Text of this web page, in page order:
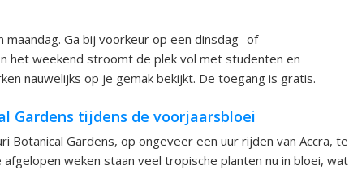
Ga bij voorkeur op een dinsdag- of
het weekend stroomt de plek vol met studenten en
nauwelijks op je gemak bekijkt. De toegang is gratis.
Gardens tijdens de voorjaarsbloei
Botanical Gardens, op ongeveer een uur rijden van Accra, te
weken staan veel tropische planten nu in bloei, wat